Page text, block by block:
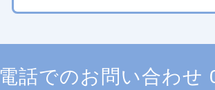
電話でのお問い合わせ